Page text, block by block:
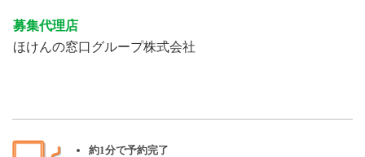
募集代理店
ほけんの窓口グループ株式会社
約1分で予約完了